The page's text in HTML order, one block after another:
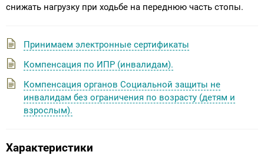
снижать нагрузку при ходьбе на переднюю часть стопы.
Принимаем электронные сертификаты
Компенсация по ИПР (инвалидам).
Компенсация органов Социальной защиты не
инвалидам без ограничения по возрасту (детям и
взрослым).
Характеристики